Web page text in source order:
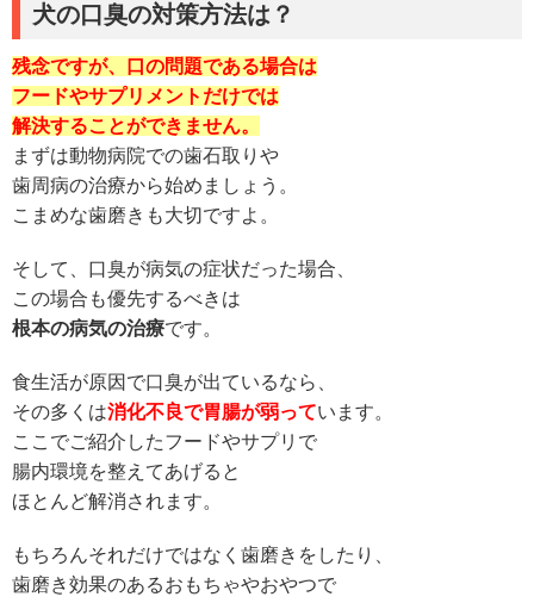
犬の口臭の対策方法は？
残念ですが、口の問題である場合は
フードやサプリメントだけでは
解決することができません。
まずは動物病院での歯石取りや
歯周病の治療から始めましょう。
こまめな歯磨きも大切ですよ。
そして、口臭が病気の症状だった場合、
この場合も優先するべきは
根本の病気の治療です。
食生活が原因で口臭が出ているなら、
その多くは消化不良で胃腸が弱っています。
ここでご紹介したフードやサプリで
腸内環境を整えてあげると
ほとんど解消されます。
もちろんそれだけではなく歯磨きをしたり、
歯磨き効果のあるおもちゃやおやつで